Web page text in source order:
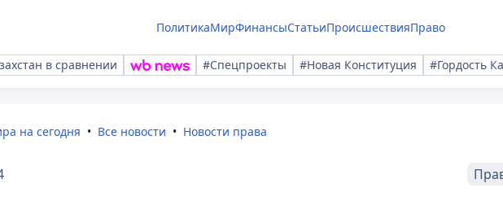
ПолитикаМирФинансыСтатьиПроисшествияПраво
в сравнении #Спецпроекты #Новая Конституция #Гордость
на сегодня Все новости Новости права